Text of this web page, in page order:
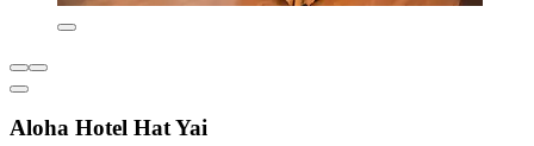
Aloha Hotel Hat Yai